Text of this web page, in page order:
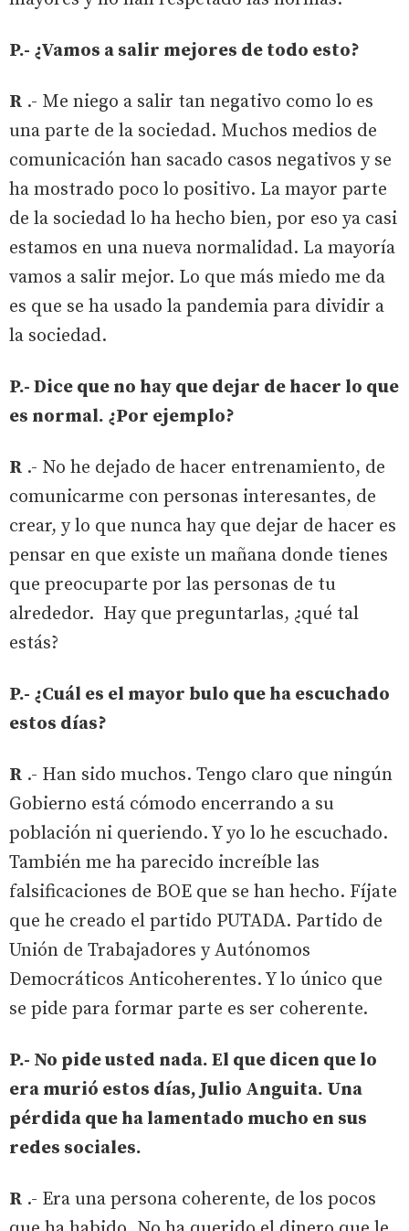
P.- ¿Vamos a salir mejores de todo esto?
R .- Me niego a salir tan negativo como lo es
una parte de la sociedad. Muchos medios de
comunicación han sacado casos negativos y se
ha mostrado poco lo positivo. La mayor parte
de la sociedad lo ha hecho bien, por eso ya casi
estamos en una nueva normalidad. La mayoría
vamos a salir mejor. Lo que más miedo me da
es que se ha usado la pandemia para dividir a
la sociedad.
P.- Dice que no hay que dejar de hacer lo que
es normal. ¿Por ejemplo?
R .- No he dejado de hacer entrenamiento, de
comunicarme con personas interesantes, de
crear, y lo que nunca hay que dejar de hacer es
pensar en que existe un mañana donde tienes
que preocuparte por las personas de tu
alrededor. Hay que preguntarlas, ¿qué tal
estás?
P.- ¿Cuál es el mayor bulo que ha escuchado
estos días?
R .- Han sido muchos. Tengo claro que ningún
Gobierno está cómodo encerrando a su
población ni queriendo. Y yo lo he escuchado.
También me ha parecido increíble las
falsificaciones de BOE que se han hecho. Fíjate
que he creado el partido PUTADA. Partido de
Unión de Trabajadores y Autónomos
Democráticos Anticoherentes. Y lo único que
se pide para formar parte es ser coherente.
P.- No pide usted nada. El que dicen que lo
era murió estos días, Julio Anguita. Una
pérdida que ha lamentado mucho en sus
redes sociales.
R .- Era una persona coherente, de los pocos